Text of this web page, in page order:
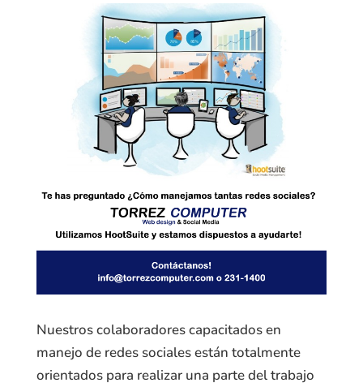
Nuestros colaboradores capacitados en
manejo de redes sociales están totalmente
orientados para realizar una parte del trabajo